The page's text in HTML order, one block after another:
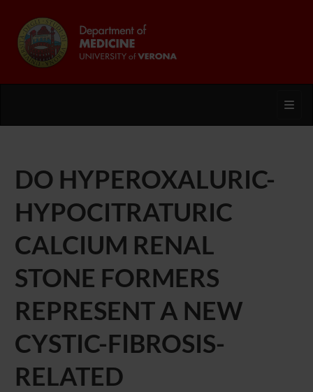
DO HYPEROXALURIC-
HYPOCITRATURIC
CALCIUM RENAL
STONE FORMERS
REPRESENT A NEW
CYSTIC-FIBROSIS-
RELATED